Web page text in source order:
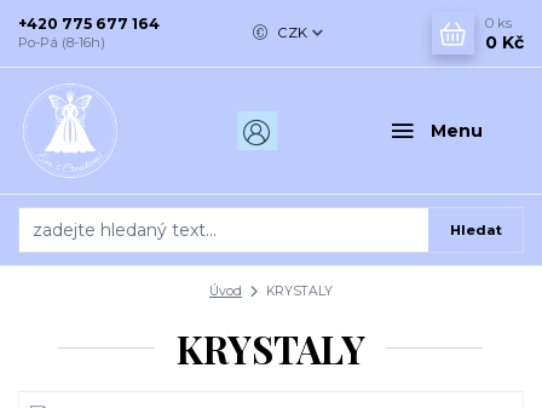
Menu
CZK
Hledat
+420 775 677 164
Po-Pá (8-16h)
0 ks
0 Kč
Úvod KRYSTALY
KRYSTALY